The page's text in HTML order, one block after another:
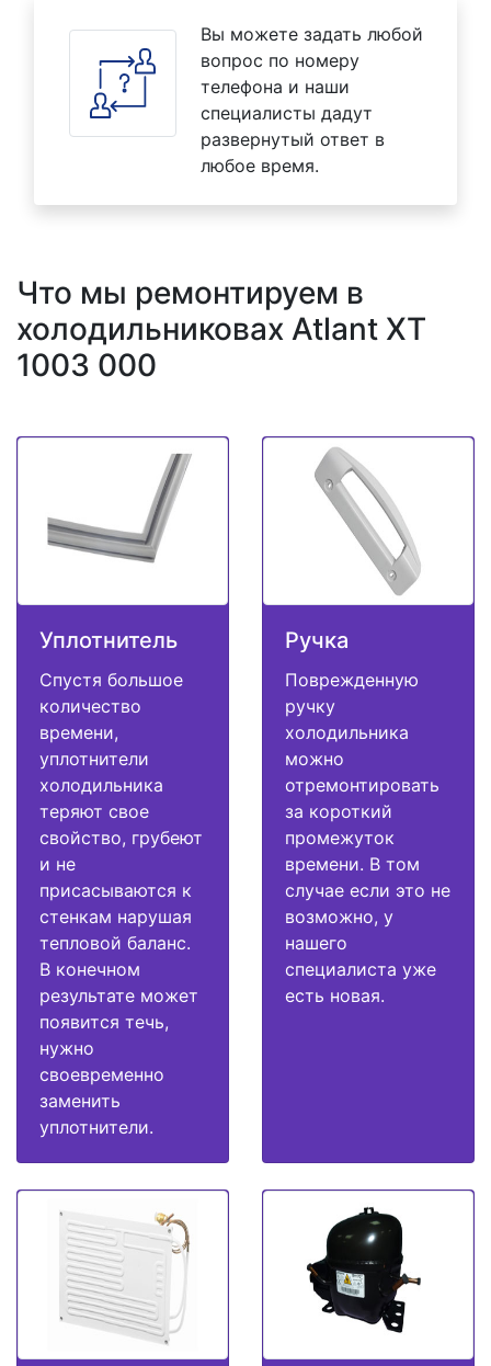
Вы можете задать любой
вопрос по номеру
телефона и наши
специалисты дадут
развернутый ответ в
любое время.
Что мы ремонтируем в
холодильниковах Atlant XT
1003 000
Уплотнитель
Спустя большое
количество
времени,
уплотнители
холодильника
теряют свое
свойство, грубеют
и не
присасываются к
стенкам нарушая
тепловой баланс.
В конечном
результате может
появится течь,
нужно
своевременно
заменить
уплотнители.
Ручка
Поврежденную
ручку
холодильника
можно
отремонтировать
за короткий
промежуток
времени. В том
случае если это не
возможно, у
нашего
специалиста уже
есть новая.